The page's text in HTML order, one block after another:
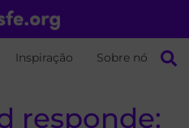
Inspiração Sobre nós
responde: